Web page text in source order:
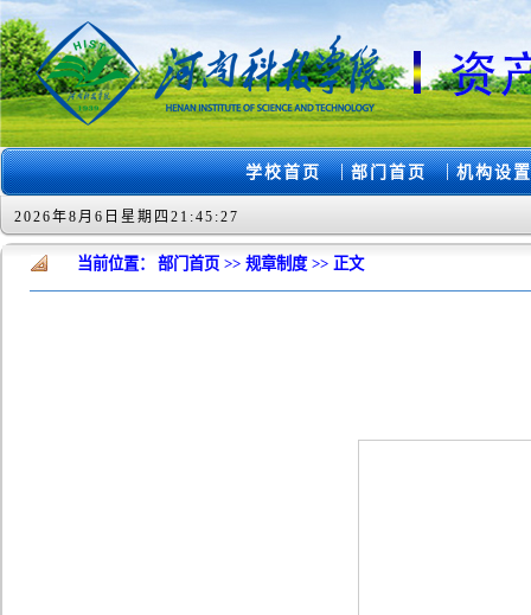
学校首页 |部门首页 |机构设
2026年8月6日星期四21:45:27
当前位置： 部门首页 >> 规章制度 >> 正文